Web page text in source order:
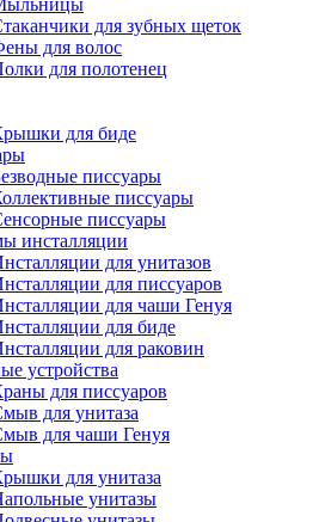
для зубных щеток
для волос
для полотенец
для биде
писсуары
писсуары
писсуары
инсталляции
для унитазов
для писсуаров
для чаши Генуя
для биде
для раковин
устройства
для писсуаров
для унитаза
для чаши Генуя
для унитаза
унитазы